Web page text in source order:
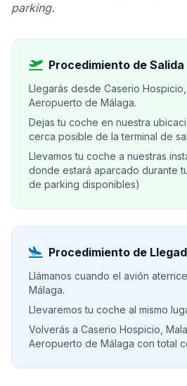
parking.
Procedimiento de Salida
Llegarás desde Caserio
Aeropuerto de Málaga.
Dejas tu coche en nuestra
cerca posible de la terminal de
Llevamos tu coche a nuestras
donde estará aparcado durante
de parking disponibles)
Procedimiento de
Llámanos cuando el avión
Málaga.
Llevaremos tu coche al mismo
Volverás a Caserio Hospicio,
Aeropuerto de Málaga con total